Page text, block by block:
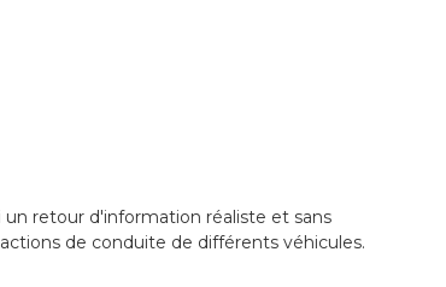
retour d'information réaliste et sans
de conduite de différents véhicules.